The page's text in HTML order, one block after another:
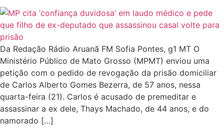
Da Redação Rádio Aruanã FM Sofia Pontes, g1 MT O
Ministério Público de Mato Grosso (MPMT) enviou uma
petição com o pedido de revogação da prisão domiciliar
de Carlos Alberto Gomes Bezerra, de 57 anos, nessa
quarta-feira (21). Carlos é acusado de premeditar e
assassinar a ex dele, Thays Machado, de 44 anos, e do
namorado […]